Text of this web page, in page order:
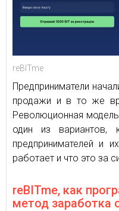
reBITme
Предприниматели
продажи и в то же
Революционная
один из вариантов,
предпринимателей и
работает и что это за
reBITme, как
метод заработка